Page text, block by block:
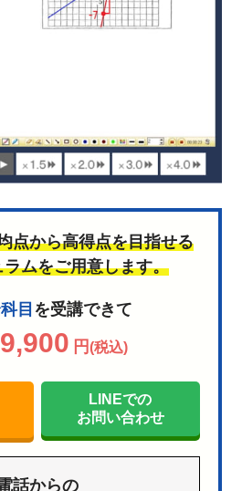
点から高得点を目指せる
ムをご用意します。
目 を受講できて
9,900 円(税込)
LINEでの
お問い合わせ
話からの